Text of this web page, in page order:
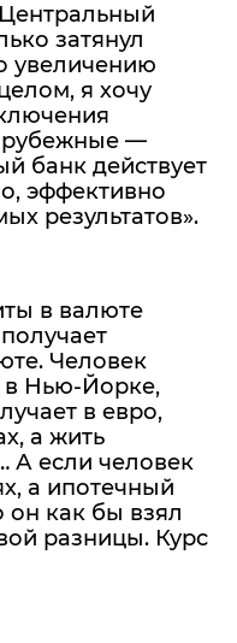
затянул
увеличению
я хочу
—
банк действует
эффективно
результатов».
в валюте
Человек
в Нью-Йорке,
в евро,
а жить
А если человек
а ипотечный
он как бы взял
разницы. Курс